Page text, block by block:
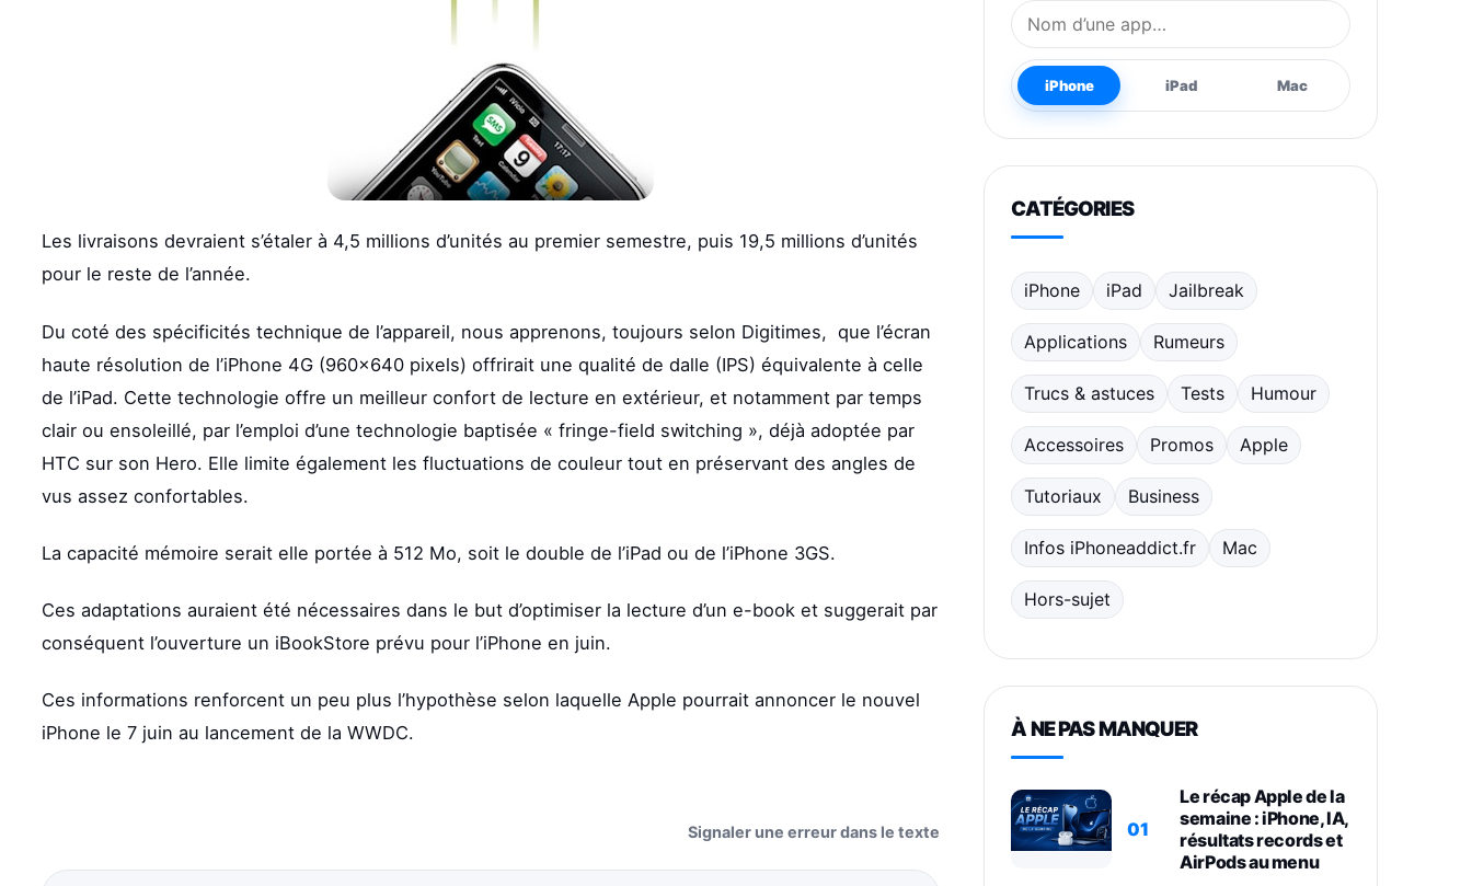
Les livraisons devraient s’étaler à 4,5 millions d’unités au premier semestre, puis 19,5 millions d’unités
pour le reste de l’année.
Du coté des spécificités technique de l’appareil, nous apprenons, toujours selon Digitimes, que l’écran
haute résolution de l’iPhone 4G (960×640 pixels) offrirait une qualité de dalle (IPS) équivalente à celle
de l’iPad. Cette technologie offre un meilleur confort de lecture en extérieur, et notamment par temps
clair ou ensoleillé, par l’emploi d’une technologie baptisée « fringe-field switching », déjà adoptée par
HTC sur son Hero. Elle limite également les fluctuations de couleur tout en préservant des angles de
vus assez confortables.
La capacité mémoire serait elle portée à 512 Mo, soit le double de l’iPad ou de l’iPhone 3GS.
Ces adaptations auraient été nécessaires dans le but d’optimiser la lecture d’un e-book et suggerait par
conséquent l’ouverture un iBookStore prévu pour l’iPhone en juin.
Ces informations renforcent un peu plus l’hypothèse selon laquelle Apple pourrait annoncer le nouvel
iPhone le 7 juin au lancement de la WWDC.
Signaler une erreur dans le texte
Nom de l’application
iPhone iPad Mac
CATÉGORIES
iPhone iPad Jailbreak
Applications Rumeurs
Trucs & astuces Tests Humour
Accessoires Promos Apple
Tutoriaux Business
Infos iPhoneaddict.fr Mac
Hors-sujet
À NE PAS MANQUER
01
Le récap Apple de la
semaine : iPhone, IA,
résultats records et
AirPods au menu